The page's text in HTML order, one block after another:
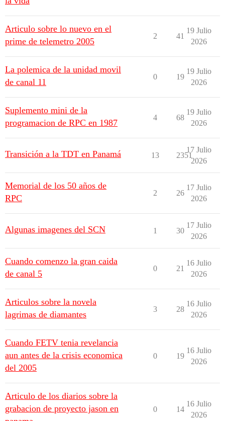
Articulo sobre lo nuevo en el
prime de telemetro 2005
2 41
19 Julio
2026
La polemica de la unidad movil
de canal 11
0 19
19 Julio
2026
Suplemento mini de la
programacion de RPC en 1987
4 68
19 Julio
2026
Transición a la TDT en Panamá 13 2351
17 Julio
2026
Memorial de los 50 años de
RPC
2 26
17 Julio
2026
Algunas imagenes del SCN 1 30
17 Julio
2026
Cuando comenzo la gran caida
de canal 5
0 21
16 Julio
2026
Articulos sobre la novela
lagrimas de diamantes
3 28
16 Julio
2026
Cuando FETV tenia revelancia
aun antes de la crisis economica
del 2005
0 19
16 Julio
2026
Articulo de los diarios sobre la
grabacion de proyecto jason en
0 14
16 Julio
2026